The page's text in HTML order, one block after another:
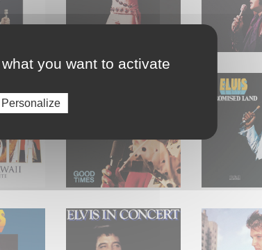
you want to activate
Personalize